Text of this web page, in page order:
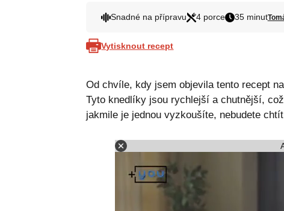
Snadné na přípravu 4 porce 35 minut
Vytisknout recept
Od chvíle, kdy jsem objevila tento recept
Tyto knedlíky jsou rychlejší a chutnější,
jakmile je jednou vyzkoušíte, nebudete